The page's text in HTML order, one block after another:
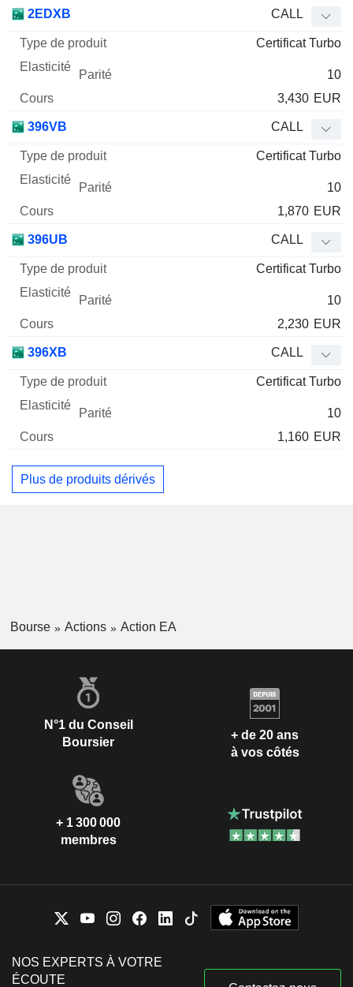
2EDXB CALL
Certificat Turbo
10
3,430 EUR
396VB CALL
Certificat Turbo
10
1,870 EUR
396UB CALL
Certificat Turbo
10
2,230 EUR
396XB CALL
Certificat Turbo
10
1,160 EUR
Plus de produits dérivés
Bourse Actions Action EA
N°1 du Conseil
Boursier
+ de 20 ans
à vos côtés
+ 1 300 000
membres
NOS EXPERTS À VOTRE
ÉCOUTE